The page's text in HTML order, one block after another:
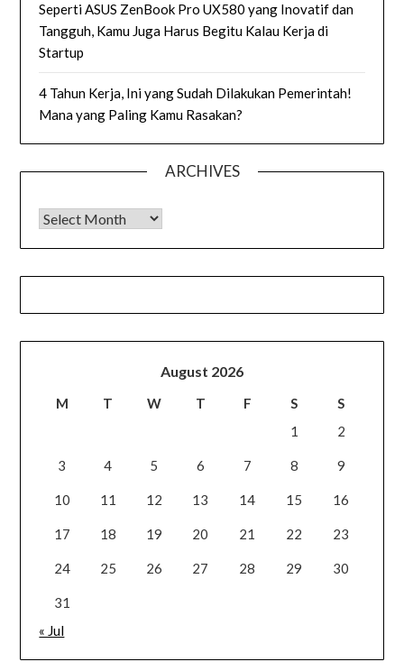
Seperti ASUS ZenBook Pro UX580 yang Inovatif dan
Tangguh, Kamu Juga Harus Begitu Kalau Kerja di
Startup
4 Tahun Kerja, Ini yang Sudah Dilakukan Pemerintah!
Mana yang Paling Kamu Rasakan?
ARCHIVES
Archives
August 2026
M T W T F S
S
1
2
3 4 5 6 7 8 9
10 11 12 13 14 15 16
17 18 19 20 21 22 23
24 25 26 27 28 29 30
31
« Jul